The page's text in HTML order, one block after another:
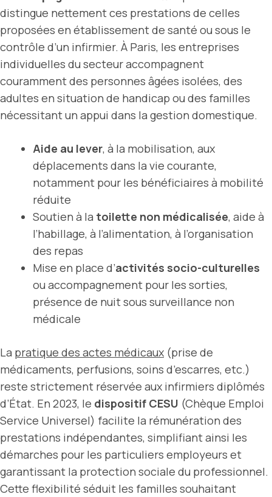
distingue nettement ces prestations de celles
proposées en établissement de santé ou sous le
contrôle d’un infirmier. À Paris, les entreprises
individuelles du secteur accompagnent
couramment des personnes âgées isolées, des
adultes en situation de handicap ou des familles
nécessitant un appui dans la gestion domestique.
Aide au lever, à la mobilisation, aux
déplacements dans la vie courante,
notamment pour les bénéficiaires à mobilité
réduite
Soutien à la toilette non médicalisée, aide à
l’habillage, à l’alimentation, à l’organisation
des repas
Mise en place d’activités socio-culturelles
ou accompagnement pour les sorties,
présence de nuit sous surveillance non
médicale
La pratique des actes médicaux (prise de
médicaments, perfusions, soins d’escarres, etc.)
reste strictement réservée aux infirmiers diplômés
d’État. En 2023, le dispositif CESU (Chèque Emploi
Service Universel) facilite la rémunération des
prestations indépendantes, simplifiant ainsi les
démarches pour les particuliers employeurs et
garantissant la protection sociale du professionnel.
Cette flexibilité séduit les familles souhaitant